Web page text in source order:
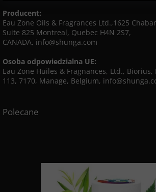
Polecane
Producent:
Eau Zone Oils & Fragrances Ltd.,1625
Suite 825 Montreal, Quebec H4N 2S7,
CANADA, info@shunga.com
Osoba odpowiedzialna UE:
Eau Zone Huiles & Fragnances, Ltd., Biorius,
113, 7170, Manage, Belgium,